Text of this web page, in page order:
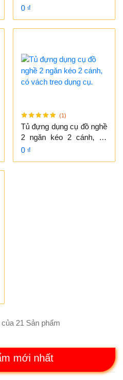
mới nhất
bánh xe di chuyển, màu
0 ₫
(1)
Tủ đựng dụng cụ đồ nghề
2 ngăn kéo 2 cánh, có
vách treo dụng cụ.
0 ₫
21 Sản phẩm